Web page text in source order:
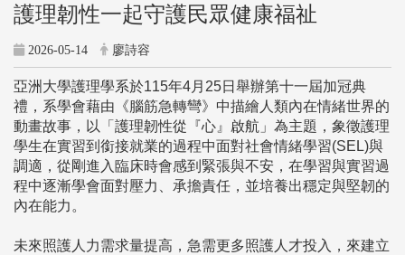
護理韌性一起守護民眾健康福祉
2026-05-14 廖詩容
亞洲大學護理學系於115年4月25日舉辦第十一屆加冠典
禮，系學會藉由《腦筋急轉彎》中描繪人類內在情緒世界的
動畫故事，以「護理韌性從『心』啟航」為主題，象徵護理
學生在實習到銜接就業的過程中面對社會情緒學習(SEL)與
調適，從剛進入臨床時會感到緊張與不安，在學習與實習過
程中逐漸學會面對壓力、承擔責任，並培養出穩定與堅韌的
內在能力。
未來照護人力需求量提高，急需更多照護人才投入，來建立